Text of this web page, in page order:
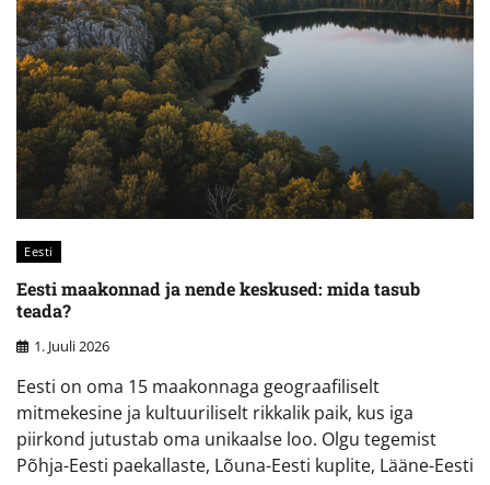
Eesti
Eesti maakonnad ja nende keskused: mida tasub
teada?
1. Juuli 2026
Eesti on oma 15 maakonnaga geograafiliselt
mitmekesine ja kultuuriliselt rikkalik paik, kus iga
piirkond jutustab oma unikaalse loo. Olgu tegemist
Põhja-Eesti paekallaste, Lõuna-Eesti kuplite, Lääne-Eesti